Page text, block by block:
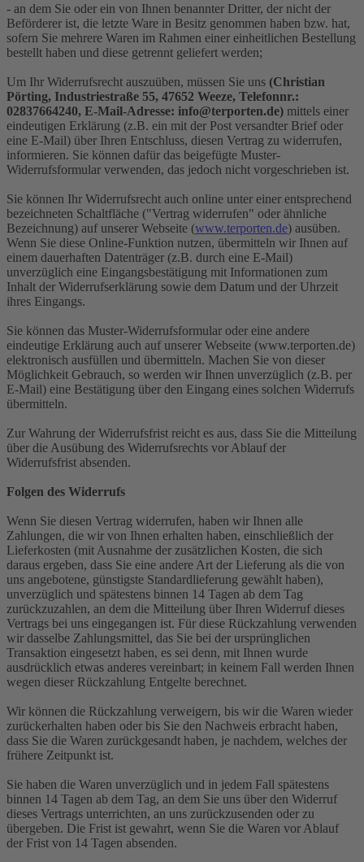
- an dem Sie oder ein von Ihnen benannter Dritter, der nicht der
Beförderer ist, die letzte Ware in Besitz genommen haben bzw. hat,
sofern Sie mehrere Waren im Rahmen einer einheitlichen Bestellung
bestellt haben und diese getrennt geliefert werden;
Um Ihr Widerrufsrecht auszuüben, müssen Sie uns (Christian
Pörting, Industriestraße 55, 47652 Weeze, Telefonnr.:
02837664240, E-Mail-Adresse: info@terporten.de) mittels einer
eindeutigen Erklärung (z.B. ein mit der Post versandter Brief oder
eine E-Mail) über Ihren Entschluss, diesen Vertrag zu widerrufen,
informieren. Sie können dafür das beigefügte Muster-
Widerrufsformular verwenden, das jedoch nicht vorgeschrieben ist.
Sie können Ihr Widerrufsrecht auch online unter einer entsprechend
bezeichneten Schaltfläche ("Vertrag widerrufen" oder ähnliche
Bezeichnung) auf unserer Webseite (www.terporten.de) ausüben.
Wenn Sie diese Online-Funktion nutzen, übermitteln wir Ihnen auf
einem dauerhaften Datenträger (z.B. durch eine E-Mail)
unverzüglich eine Eingangsbestätigung mit Informationen zum
Inhalt der Widerrufserklärung sowie dem Datum und der Uhrzeit
ihres Eingangs.
Sie können das Muster-Widerrufsformular oder eine andere
eindeutige Erklärung auch auf unserer Webseite (www.terporten.de)
elektronisch ausfüllen und übermitteln. Machen Sie von dieser
Möglichkeit Gebrauch, so werden wir Ihnen unverzüglich (z.B. per
E-Mail) eine Bestätigung über den Eingang eines solchen Widerrufs
übermitteln.
Zur Wahrung der Widerrufsfrist reicht es aus, dass Sie die Mitteilung
über die Ausübung des Widerrufsrechts vor Ablauf der
Widerrufsfrist absenden.
Folgen des Widerrufs
Wenn Sie diesen Vertrag widerrufen, haben wir Ihnen alle
Zahlungen, die wir von Ihnen erhalten haben, einschließlich der
Lieferkosten (mit Ausnahme der zusätzlichen Kosten, die sich
daraus ergeben, dass Sie eine andere Art der Lieferung als die von
uns angebotene, günstigste Standardlieferung gewählt haben),
unverzüglich und spätestens binnen 14 Tagen ab dem Tag
zurückzuzahlen, an dem die Mitteilung über Ihren Widerruf dieses
Vertrags bei uns eingegangen ist. Für diese Rückzahlung verwenden
wir dasselbe Zahlungsmittel, das Sie bei der ursprünglichen
Transaktion eingesetzt haben, es sei denn, mit Ihnen wurde
ausdrücklich etwas anderes vereinbart; in keinem Fall werden Ihnen
wegen dieser Rückzahlung Entgelte berechnet.
Wir können die Rückzahlung verweigern, bis wir die Waren wieder
zurückerhalten haben oder bis Sie den Nachweis erbracht haben,
dass Sie die Waren zurückgesandt haben, je nachdem, welches der
frühere Zeitpunkt ist.
Sie haben die Waren unverzüglich und in jedem Fall spätestens
binnen 14 Tagen ab dem Tag, an dem Sie uns über den Widerruf
dieses Vertrags unterrichten, an uns zurückzusenden oder zu
übergeben. Die Frist ist gewahrt, wenn Sie die Waren vor Ablauf
der Frist von 14 Tagen absenden.